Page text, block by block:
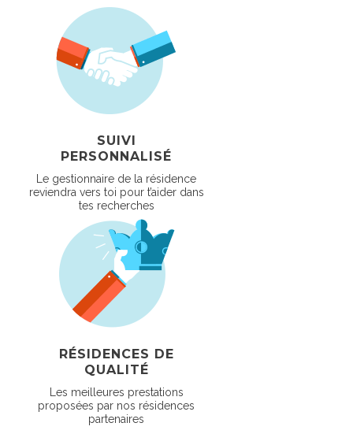
SUIVI
PERSONNALISÉ
Le gestionnaire de la résidence
reviendra vers toi pour t’aider dans
tes recherches
RÉSIDENCES DE
QUALITÉ
Les meilleures prestations
proposées par nos résidences
partenaires